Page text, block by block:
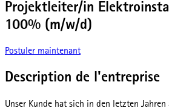
Projektleiter/in
100% (m/w/d)
Postuler maintenant
Description de l'entreprise
Unser Kunde hat sich in den letzten